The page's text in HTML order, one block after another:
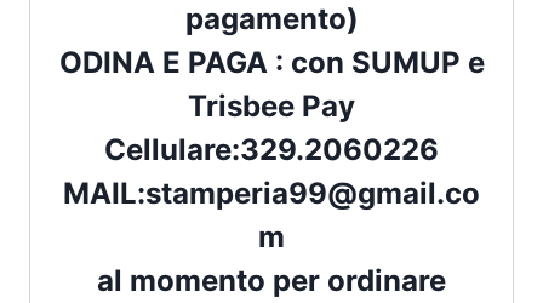
pagamento)
ODINA E PAGA : con SUMUP e
Trisbee Pay
Cellulare:329.2060226
MAIL:stamperia99@gmail.co
m
al momento per ordinare